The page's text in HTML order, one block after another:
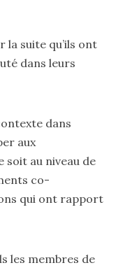
la suite qu’ils ont
dans leurs
dans
aux
soit au niveau de
co-
qui ont rapport
les membres de